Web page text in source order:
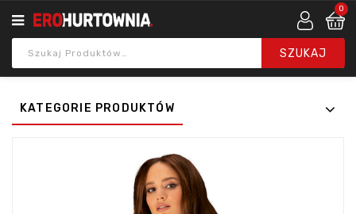
0
KATEGORIE PRODUKTÓW